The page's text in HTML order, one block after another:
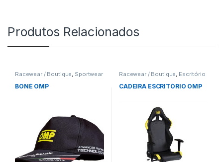
Produtos Relacionados
Racewear / Boutique, Sportwear
BONÉ OMP
Racewear / Boutique, Escritório
CADEIRA ESCRITÓRIO OMP